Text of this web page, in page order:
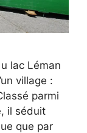
lac Léman
village :
parmi
il séduit
que par